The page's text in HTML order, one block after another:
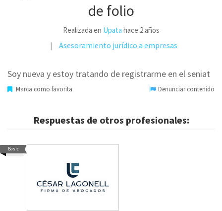
de folio
Realizada en Upata hace 2 años
Asesoramiento jurídico a empresas
Soy nueva y estoy tratando de registrarme en el seniat
Marca como favorita Denunciar contenido
Respuestas de otros profesionales:
Basic